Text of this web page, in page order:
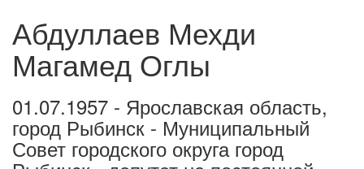
Абдуллаев Мехди
Магамед Оглы
01.07.1957 - Ярославская область,
город Рыбинск - Муниципальный
Совет городского округа город